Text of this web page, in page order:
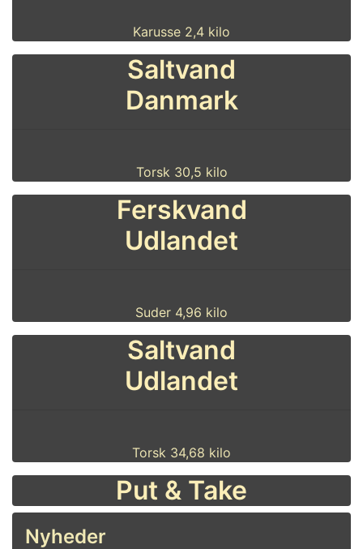
Karusse 2,4 kilo
Saltvand
Danmark
Torsk 30,5 kilo
Ferskvand
Udlandet
Suder 4,96 kilo
Saltvand
Udlandet
Torsk 34,68 kilo
Put & Take
Nyheder